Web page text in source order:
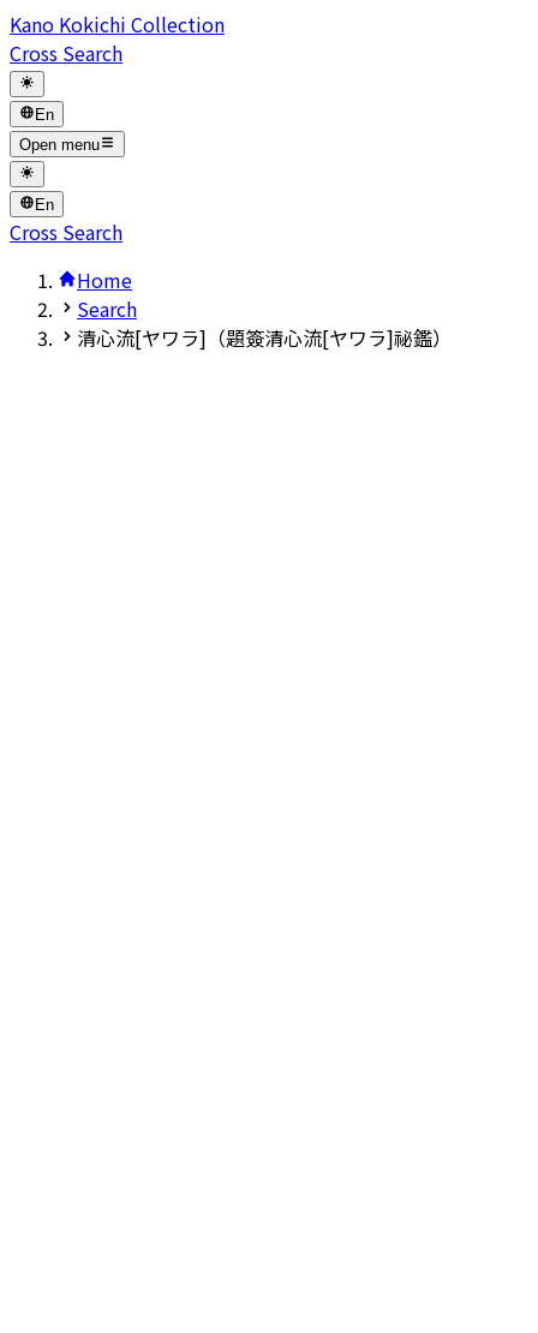
Kano Kokichi Collection
Cross Search
En
Open menu
En
Cross Search
Home
Search
清心流[ヤワラ]（題簽清心流[ヤワラ]祕鑑）